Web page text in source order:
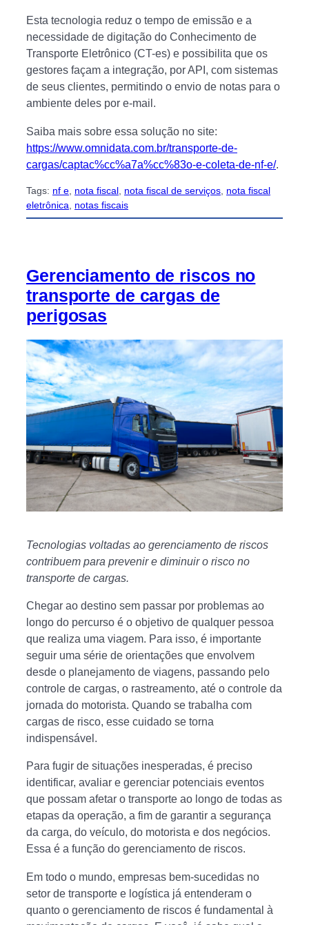
Esta tecnologia reduz o tempo de emissão e a
necessidade de digitação do Conhecimento de
Transporte Eletrônico (CT-es) e possibilita que os
gestores façam a integração, por API, com sistemas
de seus clientes, permitindo o envio de notas para o
ambiente deles por e-mail.
Saiba mais sobre essa solução no site:
https://www.omnidata.com.br/transporte-de-
cargas/captac%cc%a7a%cc%83o-e-coleta-de-nf-e/.
Tags: nf e nota fiscal nota fiscal de serviços nota fiscal
eletrônica
notas fiscais
Gerenciamento de riscos no
transporte de cargas de
perigosas
Tecnologias voltadas ao gerenciamento de riscos
contribuem para prevenir e diminuir o risco no
transporte de cargas.
Chegar ao destino sem passar por problemas ao
longo do percurso é o objetivo de qualquer pessoa
que realiza uma viagem. Para isso, é importante
seguir uma série de orientações que envolvem
desde o planejamento de viagens, passando pelo
controle de cargas, o rastreamento, até o controle da
jornada do motorista. Quando se trabalha com
cargas de risco, esse cuidado se torna
indispensável.
Para fugir de situações inesperadas, é preciso
identificar, avaliar e gerenciar potenciais eventos
que possam afetar o transporte ao longo de todas as
etapas da operação, a fim de garantir a segurança
da carga, do veículo, do motorista e dos negócios.
Essa é a função do gerenciamento de riscos.
Em todo o mundo, empresas bem-sucedidas no
setor de transporte e logística já entenderam o
quanto o gerenciamento de riscos é fundamental à